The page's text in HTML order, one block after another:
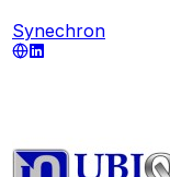
Synechron